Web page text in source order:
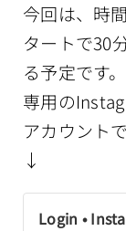
今回は、時
タートで30
る予定です。
専用の
アカウント
↓
Login •